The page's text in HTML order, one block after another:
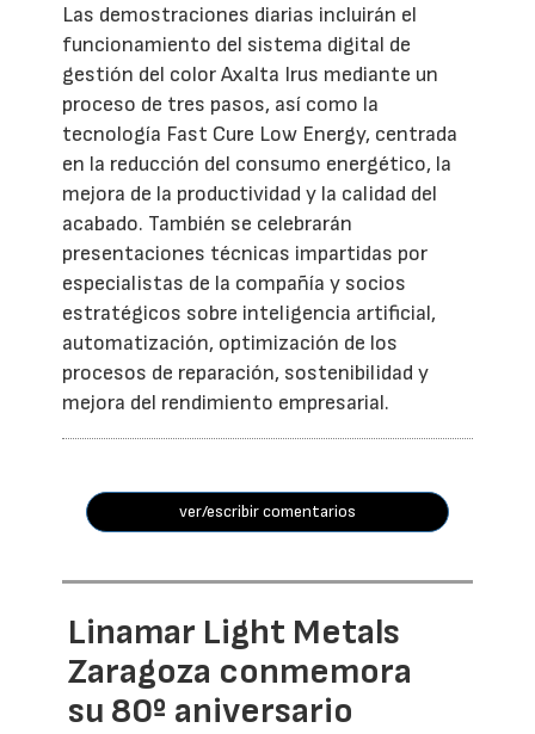
Las demostraciones diarias incluirán el
funcionamiento del sistema digital de
gestión del color Axalta Irus mediante un
proceso de tres pasos, así como la
tecnología Fast Cure Low Energy, centrada
en la reducción del consumo energético, la
mejora de la productividad y la calidad del
acabado. También se celebrarán
presentaciones técnicas impartidas por
especialistas de la compañía y socios
estratégicos sobre inteligencia artificial,
automatización, optimización de los
procesos de reparación, sostenibilidad y
mejora del rendimiento empresarial.
ver/escribir comentarios
Linamar Light Metals
Zaragoza conmemora
su 80º aniversario